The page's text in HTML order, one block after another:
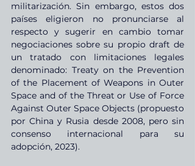
militarización. Sin embargo, estos dos
países eligieron no pronunciarse al
respecto y sugerir en cambio tomar
negociaciones sobre su propio draft de
un tratado con limitaciones legales
denominado: Treaty on the Prevention
of the Placement of Weapons in Outer
Space and of the Threat or Use of Force
Against Outer Space Objects (propuesto
por China y Rusia desde 2008, pero sin
consenso internacional para su
adopción, 2023).